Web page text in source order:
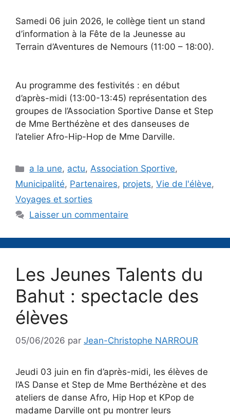
Samedi 06 juin 2026, le collège tient un stand
d’information à la Fête de la Jeunesse au
Terrain d’Aventures de Nemours (11:00 – 18:00).
Au programme des festivités : en début
d’après-midi (13:00-13:45) représentation des
groupes de l’Association Sportive Danse et Step
de Mme Berthézène et des danseuses de
l’atelier Afro-Hip-Hop de Mme Darville.
Catégories
a la une, actu,Association Sportive,
Municipalité, Partenaires, projets, Vie de l'élève,
Voyages et sorties
Laisser un commentaire
Les Jeunes Talents du
Bahut : spectacle des
élèves
05/06/2026 par Jean-Christophe NARROUR
Jeudi 03 juin en fin d’après-midi, les élèves de
l’AS Danse et Step de Mme Berthézène et des
ateliers de danse Afro, Hip Hop et KPop de
madame Darville ont pu montrer leurs